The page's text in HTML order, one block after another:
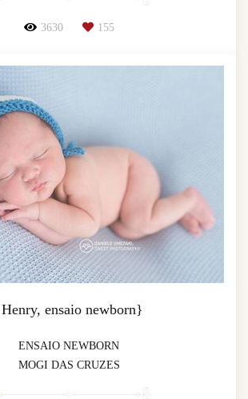
3630 155
ensaio newborn}
ENSAIO NEWBORN
MOGI DAS CRUZES